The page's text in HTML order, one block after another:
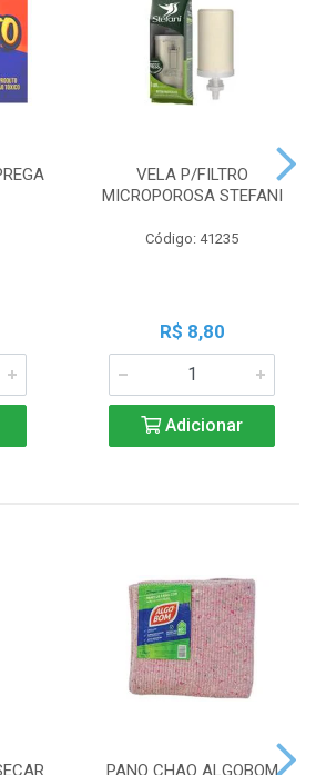
VELA P/FILTRO
MICROPOROSA STEFANI
Código: 41235
R$ 8,80
Adicionar
PANO CHAO ALGOBOM